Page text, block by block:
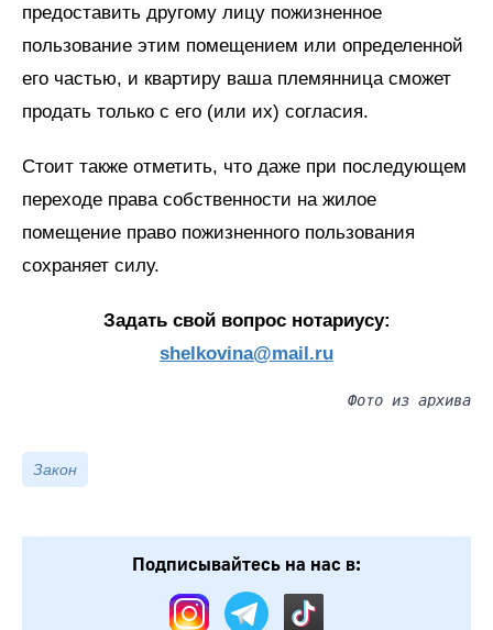
предоставить другому лицу пожизненное
пользование этим помещением или определенной
его частью, и квартиру ваша племянница сможет
продать только с его (или их) согласия.
Стоит также отметить, что даже при последующем
переходе права собственности на жилое
помещение право пожизненного пользования
сохраняет силу.
Задать свой вопрос нотариусу:
shelkovina@mail.ru
Фото из архива
Закон
Подписывайтесь на нас в: